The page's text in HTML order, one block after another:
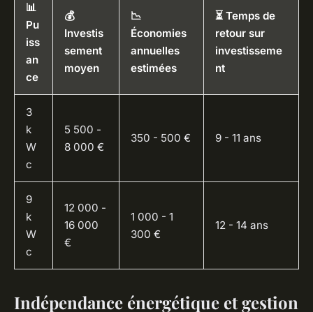
📊
Pu
iss
an
ce
💰
Investis
sement
moyen
📉
Économies
annuelles
estimées
⏳ Temps de
retour sur
investisseme
nt
3
k
W
c
5 500 -
8 000 €
350 - 500 € 9 - 11 ans
9
k
W
c
12 000 -
16 000
€
1 000 - 1
300 €
12 - 14 ans
Indépendance énergétique et gestion